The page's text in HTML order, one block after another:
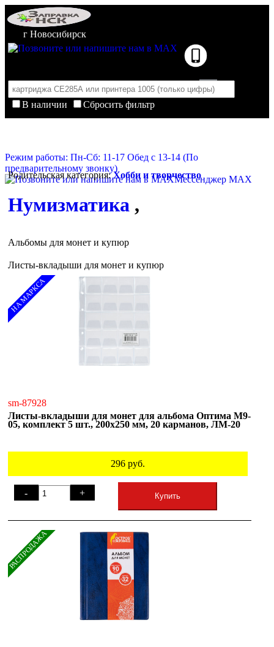
г Новосибирск
В наличии
Сбросить фильтр
Корзина пуста
Режим работы: Пн-Сб: 11-17 Обед с 13-14 (По
предварительному звонку)
Мессенджер MAX
Родительская категория:Хобби и творчество
Нумизматика ,
Альбомы для монет и купюр
Листы-вкладыши для монет и купюр
НА МАРКСА
sm-87928
Листы-вкладыши для монет для альбома Оптима М9-
05, комплект 5 шт., 200х250 мм, 20 карманов, ЛМ-20
296 руб.
- + Купить
РАСПРОДАЖА